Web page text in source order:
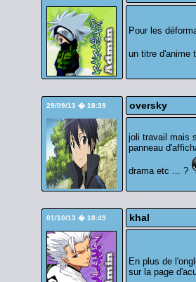
Pour les
un titre d'anime
29/09/13 � 18:39 oversky
joli travail mais
panneau
drama etc ... ?
01/10/13 � 18:49 khal
En plus de
sur la page